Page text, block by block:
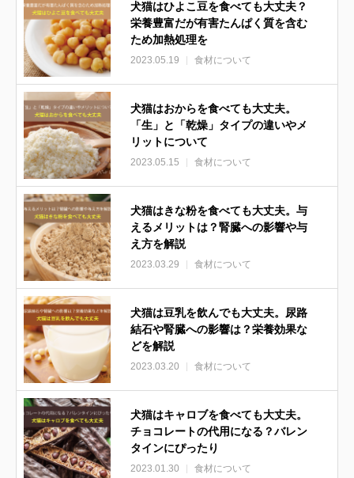
犬猫はひよこ豆を食べても大丈夫？
栄養豊富だが有害たんぱく質を含む
ため加熱処理を
2023.05.19 食材について
犬猫はおからを食べても大丈夫。
「生」と「乾燥」タイプの違いやメ
リットについて
2023.05.15 食材について
犬猫はきな粉を食べても大丈夫。与
えるメリットは？腎臓への影響や与
え方を解説
2023.03.29 食材について
犬猫は豆乳を飲んでも大丈夫。尿路
結石や腎臓への影響は？栄養効果な
どを解説
2023.03.20 食材について
犬猫はキャロブを食べても大丈夫。
チョコレートの代用になる？バレン
タインにぴったり
2023.01.30 食材について